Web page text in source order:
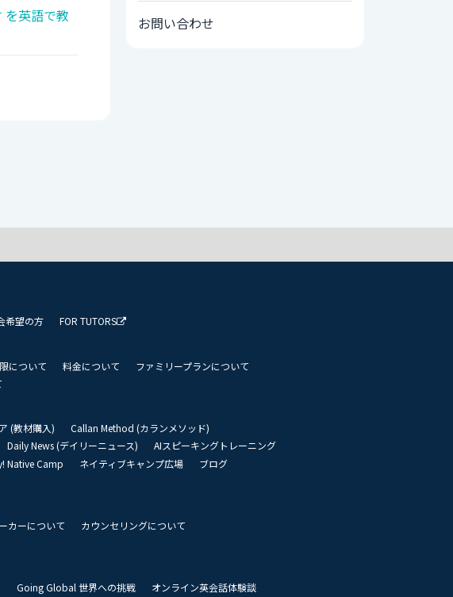
を英語で教
お問い合わせ
希望の方 FOR TUTORS
について 料金について
ファミリープランについて
(教材購入)
Callan Method (カランメソッド)
Daily News (デイリーニュース)
AIスピーキングトレーニング
Native Camp ネイティブキャンプ広場
ブログ
カーについて
カウンセリングについて
Going Global 世界への挑戦 オンライン英会話体験談